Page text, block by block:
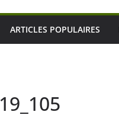
ARTICLES POPULAIRES